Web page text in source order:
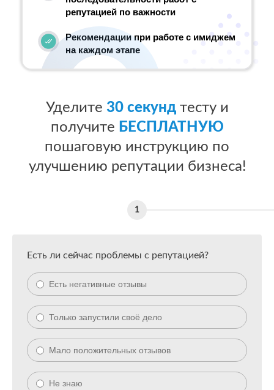
репутацией по важности
Рекомендации при работе с имиджем
на каждом этапе
Уделите 30 секундтесту и
получите БЕСПЛАТНУЮ
пошаговую инструкцию по
улучшению репутации бизнеса!
Есть ли сейчас проблемы с репутацией?
Есть негативные отзывы
Только запустили своё дело
Мало положительных отзывов
Не знаю